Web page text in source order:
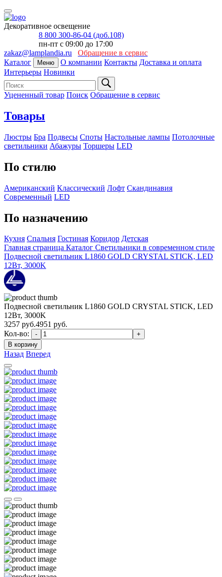
Декоративное освещение
8 800 300-86-04 (доб.108)
пн-пт с 09:00 до 17:00
zakaz@lamplandia.ru
Обращение в сервис
Каталог
Меню О компании Контакты Доставка и оплата
Интерьеры Новинки
Уцененный товар Поиск Обращение в сервис
Товары
Люстры Бра Подвесы Споты Настольные лампы Потолочные
светильники Абажуры Торшеры LED
По стилю
Американский Классический Лофт Скандинавия
Современный LED
По назначению
Кухня Спальня Гостиная Коридор Детская
Главная страница Каталог Светильники в современном стиле
Подвесной светильник L1860 GOLD CRYSTAL STICK, LED
12Вт, 3000K
Подвесной светильник L1860 GOLD CRYSTAL STICK, LED
12Вт, 3000K
3257 руб.4951 руб.
Кол-во:
-
+
В корзину
Назад Вперед